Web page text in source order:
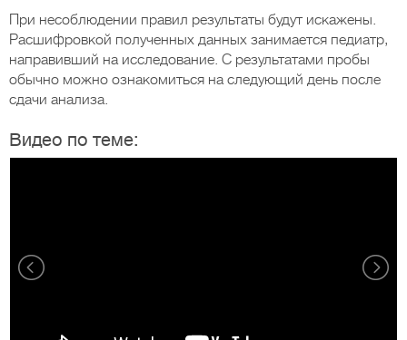
При несоблюдении правил результаты будут искажены.
Расшифровкой полученных данных занимается педиатр,
направивший на исследование. С результатами пробы
обычно можно ознакомиться на следующий день после
сдачи анализа.
Видео по теме: